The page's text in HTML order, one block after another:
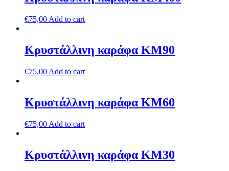
€75,00 Add to cart
Κρυστάλλινη καράφα ΚΜ90
€75,00 Add to cart
Κρυστάλλινη καράφα ΚΜ60
€75,00 Add to cart
Κρυστάλλινη καράφα ΚΜ30